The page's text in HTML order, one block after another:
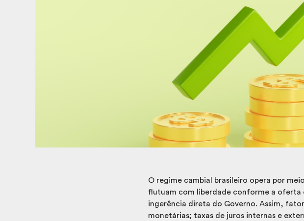
O regime cambial brasileiro opera por
flutuam com liberdade conforme a oferta
ingerência direta do Governo. Assim,
monetárias; taxas de juros internas e